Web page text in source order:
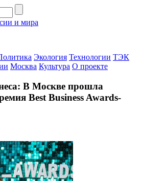
и мира
Экология Технологии ТЭК
Москва Культура О проекте
В Москве прошла
Best Business Awards-